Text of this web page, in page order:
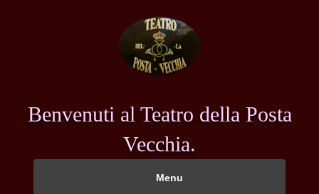
Benvenuti al Teatro della Posta
Vecchia.
Menu